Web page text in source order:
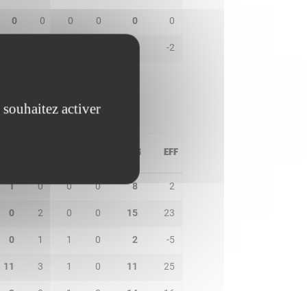
0 0 0 0 0 0
-2
PTS EFF
1 0 0 0 8 2
0 2 0 0 15 23
0 1 1 0 2 -5
11 3 1 0 11 25
activer